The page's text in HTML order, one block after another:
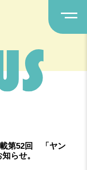
載第52回 「ヤン
らせ。